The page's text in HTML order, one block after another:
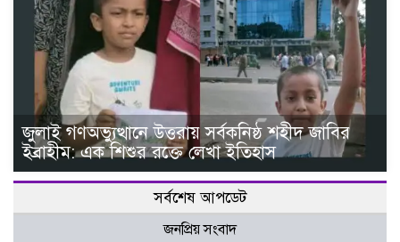
জুলাই গণঅভ্যুত্থানে উত্তরায় সর্বকনিষ্ঠ শহীদ জাবির
ইব্রাহীম: এক শিশুর রক্তে লেখা ইতিহাস
সর্বশেষ আপডেট
জনপ্রিয় সংবাদ